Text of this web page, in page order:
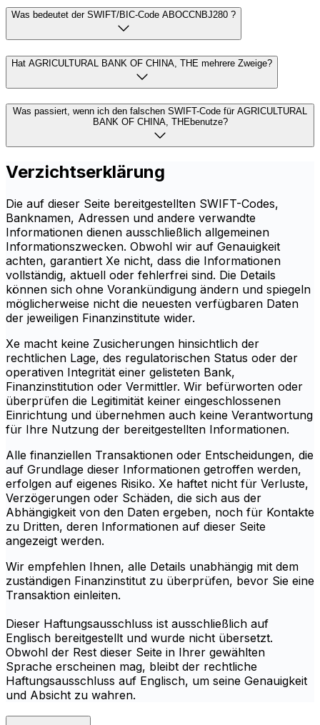
Was bedeutet der SWIFT/BIC-Code ABOCCNBJ280 ?
Hat AGRICULTURAL BANK OF CHINA, THE mehrere Zweige?
Was passiert, wenn ich den falschen SWIFT-Code für AGRICULTURAL
BANK OF CHINA, THEbenutze?
Verzichtserklärung
Die auf dieser Seite bereitgestellten SWIFT-Codes,
Banknamen, Adressen und andere verwandte
Informationen dienen ausschließlich allgemeinen
Informationszwecken. Obwohl wir auf Genauigkeit
achten, garantiert Xe nicht, dass die Informationen
vollständig, aktuell oder fehlerfrei sind. Die Details
können sich ohne Vorankündigung ändern und spiegeln
möglicherweise nicht die neuesten verfügbaren Daten
der jeweiligen Finanzinstitute wider.
Xe macht keine Zusicherungen hinsichtlich der
rechtlichen Lage, des regulatorischen Status oder der
operativen Integrität einer gelisteten Bank,
Finanzinstitution oder Vermittler. Wir befürworten oder
überprüfen die Legitimität keiner eingeschlossenen
Einrichtung und übernehmen auch keine Verantwortung
für Ihre Nutzung der bereitgestellten Informationen.
Alle finanziellen Transaktionen oder Entscheidungen, die
auf Grundlage dieser Informationen getroffen werden,
erfolgen auf eigenes Risiko. Xe haftet nicht für Verluste,
Verzögerungen oder Schäden, die sich aus der
Abhängigkeit von den Daten ergeben, noch für Kontakte
zu Dritten, deren Informationen auf dieser Seite
angezeigt werden.
Wir empfehlen Ihnen, alle Details unabhängig mit dem
zuständigen Finanzinstitut zu überprüfen, bevor Sie eine
Transaktion einleiten.
Dieser Haftungsausschluss ist ausschließlich auf
Englisch bereitgestellt und wurde nicht übersetzt.
Obwohl der Rest dieser Seite in Ihrer gewählten
Sprache erscheinen mag, bleibt der rechtliche
Haftungsausschluss auf Englisch, um seine Genauigkeit
und Absicht zu wahren.